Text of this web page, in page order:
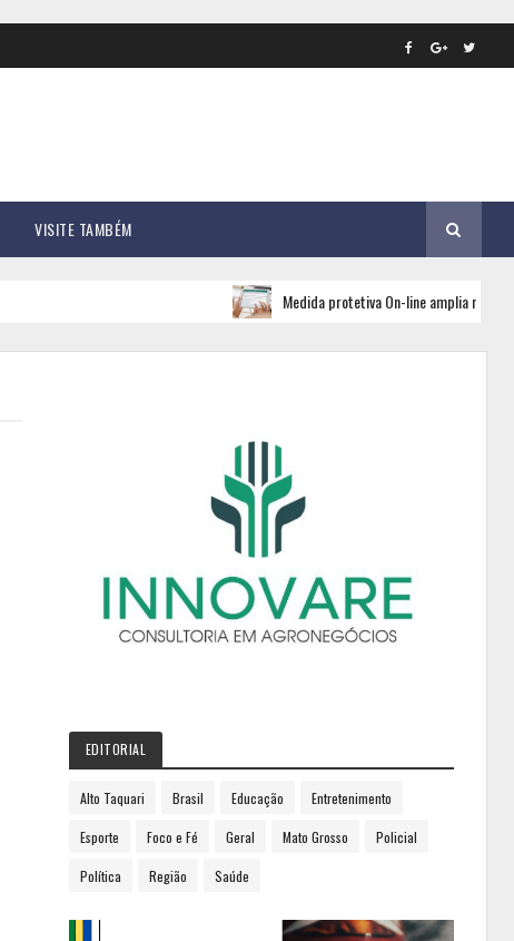
VISITE TAMBÉM
Medida protetiva On-line amplia rede de apoio e
EDITORIAL
Alto Taquari Brasil Educação Entretenimento
Esporte Foco e Fé Geral Mato Grosso Policial
Política Região Saúde